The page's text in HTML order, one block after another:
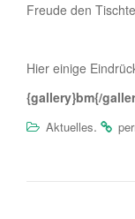
Freude den
Hier einige
{gallery}bm{/
Aktuelles.